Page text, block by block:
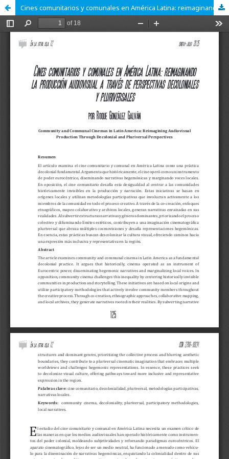
Cines comunitarios y comunales en América Latina: reimaginando la producción audiovisual a través de perspectivas decoloniales y pluriversales